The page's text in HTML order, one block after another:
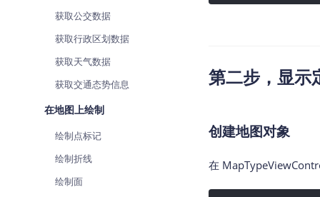
获取公交数据
获取行政区划数据
获取天气数据
获取交通态势信息
在地图上绘制
绘制点标记
绘制折线
绘制面
第二步，显示
创建地图对象
在